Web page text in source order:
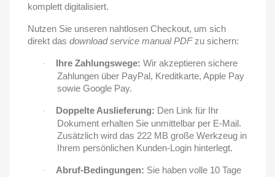
komplett digitalisiert.
Nutzen Sie unseren nahtlosen Checkout, um sich
direkt das download service manual PDFzu sichern:
· Ihre Zahlungswege: Wir akzeptieren sichere
Zahlungen über PayPal, Kreditkarte, Apple Pay
sowie Google Pay.
· Doppelte Auslieferung: Den Link für Ihr
Dokument erhalten Sie unmittelbar per E-Mail.
Zusätzlich wird das 222 MB große Werkzeug in
Ihrem persönlichen Kunden-Login hinterlegt.
· Abruf-Bedingungen: Sie haben volle 10 Tage